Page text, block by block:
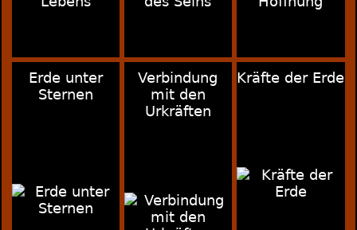
Erde unter
Sternen
Verbindung
mit den
Urkräften
Kräfte der Erde